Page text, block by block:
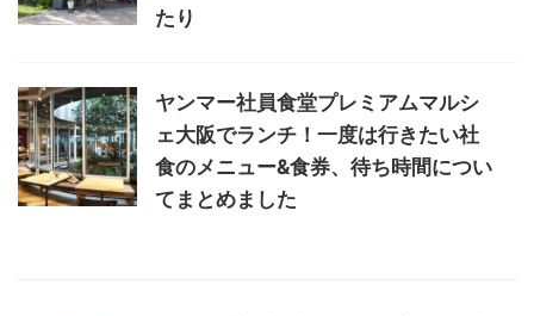
たり
ヤンマー社員食堂プレミアムマルシ
ェ大阪でランチ！一度は行きたい社
食のメニュー&食券、待ち時間につい
てまとめました